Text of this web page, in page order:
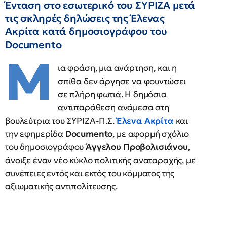
Ένταση στο εσωτερικό του ΣΥΡΙΖΑ μετά
τις σκληρές δηλώσεις της Έλενας
Ακρίτα κατά δημοσιογράφου του
Documento
Μ
ια φράση, μια ανάρτηση, και η
σπίθα δεν άργησε να φουντώσει
σε πλήρη φωτιά. Η δημόσια
αντιπαράθεση ανάμεσα στη
βουλεύτρια του ΣΥΡΙΖΑ-Π.Σ.Έλενα Ακρίτα και
την εφημερίδα Documento, με αφορμή σχόλιο
του δημοσιογράφουΆγγελου Προβολισιάνου,
άνοιξε έναν νέο κύκλο πολιτικής αναταραχής, με
συνέπειες εντός και εκτός του κόμματος της
αξιωματικής αντιπολίτευσης.